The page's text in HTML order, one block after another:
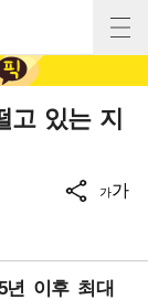
고 있는 지
가가
이후 최대